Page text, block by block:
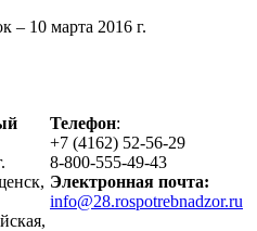
– 10 марта 2016 г.
Телефон:
+7 (4162) 52-56-29
8-800-555-49-43
Электронная почта:
info@28.rospotrebnadzor.ru